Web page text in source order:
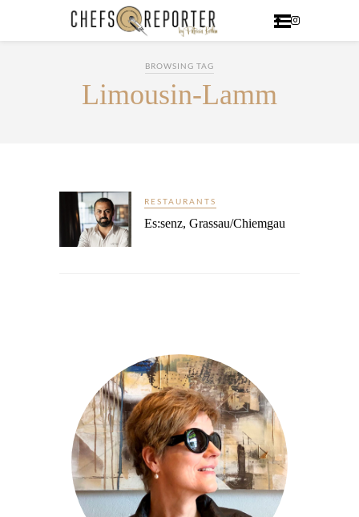
BROWSING TAG
Limousin-Lamm
RESTAURANTS
Es:senz, Grassau/Chiemgau